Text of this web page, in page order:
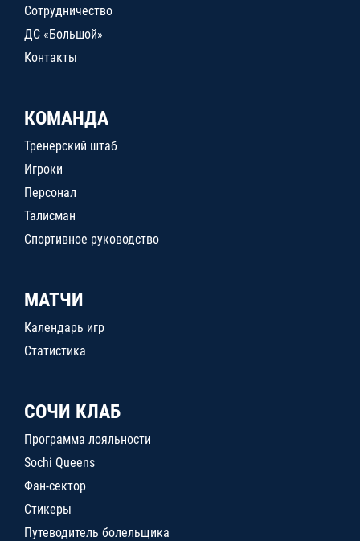
Сотрудничество
ДС «Большой»
Контакты
КОМАНДА
Тренерский штаб
Игроки
Персонал
Талисман
Спортивное руководство
МАТЧИ
Календарь игр
Статистика
СОЧИ КЛАБ
Программа лояльности
Sochi Queens
Фан-сектор
Стикеры
Путеводитель болельщика